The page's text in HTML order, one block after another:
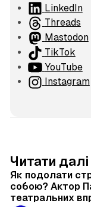
б
с
а
й
т
LinkedIn
Threads
Mastodon
TikTok
YouTube
Instagram
Читати далі
Як подолати
собою? Актор
театральних